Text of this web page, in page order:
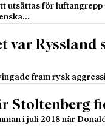
utsättas för luftangrepp
var Ryssland
fram rysk
Stoltenberg
i juli 2018 när